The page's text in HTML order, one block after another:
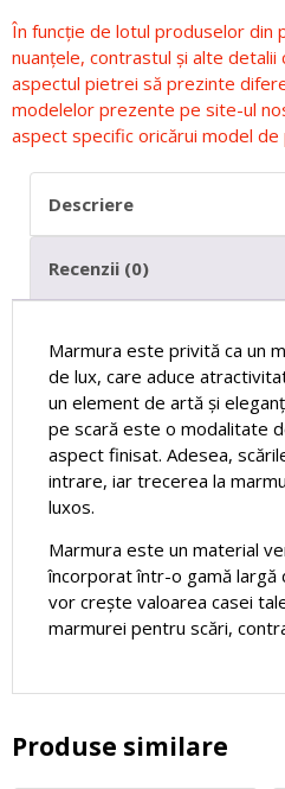
În funcție de lotul produselor din
nuanțele, contrastul și alte
aspectul pietrei să prezinte
modelelor prezente pe site-ul
aspect specific oricărui model de
Descriere
Recenzii (0)
Marmura este privită ca un
de lux, care aduce
un element de artă și
pe scară este o modalitate
aspect finisat. Adesea,
intrare, iar trecerea la
luxos.
Marmura este un material
încorporat într-o gamă
vor crește valoarea casei
marmurei pentru scări,
Produse similare